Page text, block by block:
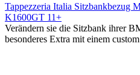
Tappezzeria Italia Sitzbankbezug
K1600GT 11+
Verändern sie die Sitzbank ihrer
besonderes Extra mit einem